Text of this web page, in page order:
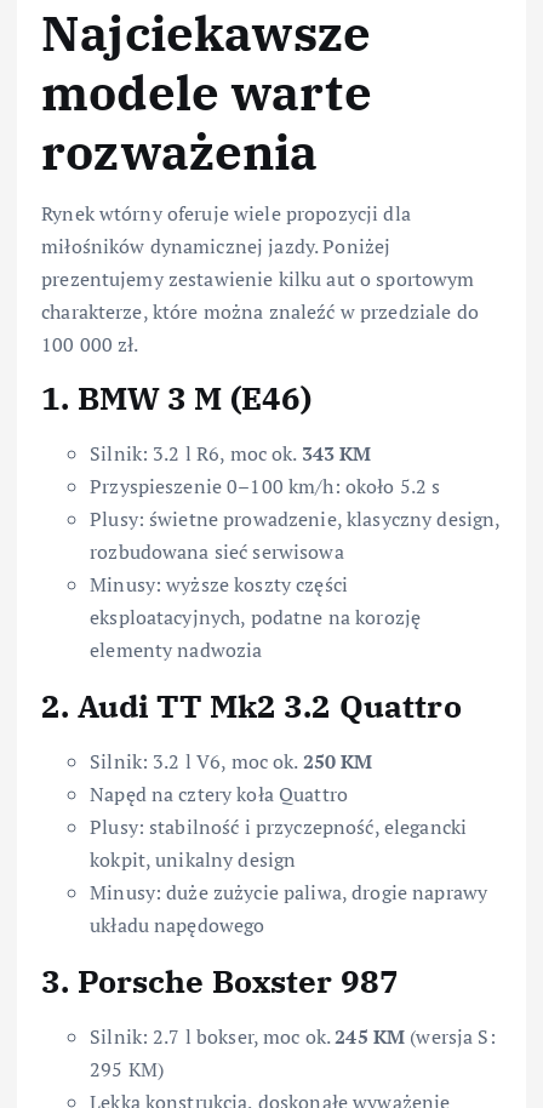
Najciekawsze
modele warte
rozważenia
Rynek wtórny oferuje wiele propozycji dla
miłośników dynamicznej jazdy. Poniżej
prezentujemy zestawienie kilku aut o sportowym
charakterze, które można znaleźć w przedziale do
100 000 zł.
1. BMW 3 M (E46)
Silnik: 3.2 l R6, moc ok. 343 KM
Przyspieszenie 0–100 km/h: około 5.2 s
Plusy: świetne prowadzenie, klasyczny design,
rozbudowana sieć serwisowa
Minusy: wyższe koszty części
eksploatacyjnych, podatne na korozję
elementy nadwozia
2. Audi TT Mk2 3.2 Quattro
Silnik: 3.2 l V6, moc ok.250 KM
Napęd na cztery koła Quattro
Plusy: stabilność i przyczepność, elegancki
kokpit, unikalny design
Minusy: duże zużycie paliwa, drogie naprawy
układu napędowego
3. Porsche Boxster 987
Silnik: 2.7 l bokser, moc ok.245 KM (wersja S:
295 KM)
Lekka konstrukcja, doskonałe wyważenie